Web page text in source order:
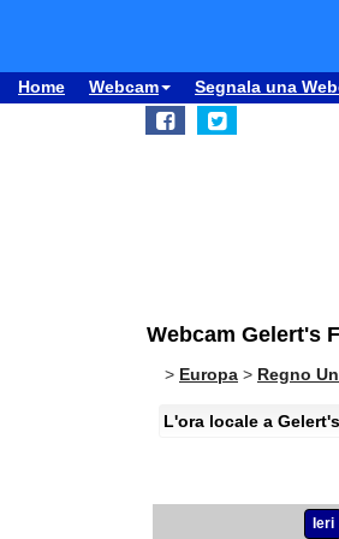
Home Webcam Segnala una
Webcam Gelert's
> Europa > Regno
L'ora locale a
Ieri